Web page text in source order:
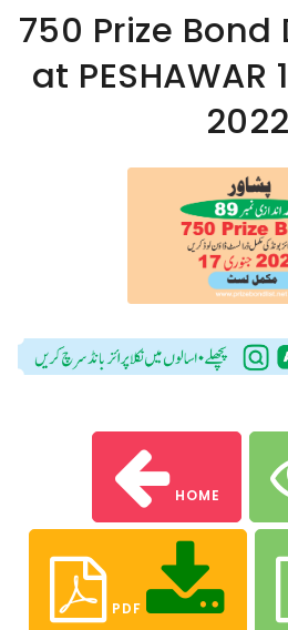
750 Prize Bond
at
2022
HOME
PDF